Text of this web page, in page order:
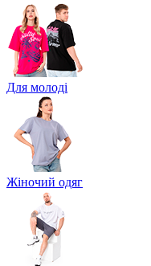
Для молоді
Жіночий одяг